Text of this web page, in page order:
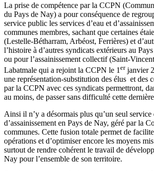
La prise de compétence par la CCPN
du Pays de Nay) a pour conséquence de
service public les services d’eau et
communes membres, sachant que certaines
(Lestelle-Bétharram, Arbéost, Ferrières) et
l’histoire à d’autres syndicats extérieurs au
ou pour l’assainissement collectif (Saint-
Labatmale qui a rejoint la CCPN le 1 erjanvier
une représentation-substitution des élus et des
par la CCPN avec ces syndicats permettront,
au moins, de passer sans difficulté cette
Ainsi il n’y a désormais plus qu’un seul service
d’assainissement en Pays de Nay, géré par la
communes. Cette fusion totale permet de
opérations et d’optimiser encore les moyens
surtout de rendre cohérent le travail de
Nay pour l’ensemble de son territoire.